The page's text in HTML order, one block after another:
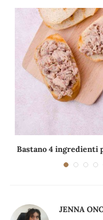
Bastano 4 ingredienti
JENNA